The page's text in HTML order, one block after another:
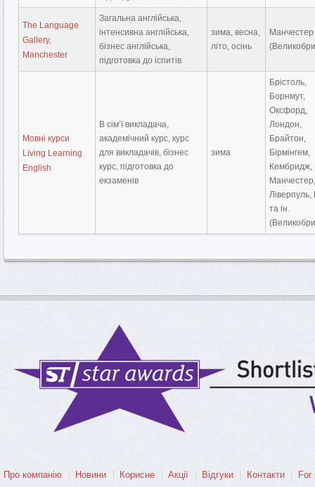
The Language
Gallery,
Manchester
Загальна англійська,
інтенсивна англійська,
бізнес англійська,
підготовка до іспитів
зима, весна,
літо, осінь
Манчестер
Мовні курси
Living Learning
English
В сім’ї викладача,
академічний курс, курс
для викладачів, бізнес
курс, підготовка до
екзаменів
зима
Брістоль,
Борнмут,
Оксфорд,
Лондон,
Брайтон,
Бірмінгем,
Кембридж,
Манчестер,
Ліверпуль,
та ін.
Про компанію Новини Корисне Акції Відгуки Контакти For